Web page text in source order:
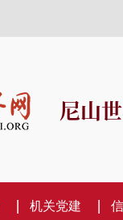
尼山
机关党建